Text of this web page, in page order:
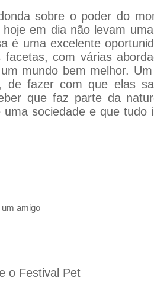
sobre o poder do
em dia não levam
é uma excelente
com várias
mundo bem melhor.
de fazer com que elas
que faz parte da
sociedade e que tudo
amigo
o Festival Pet